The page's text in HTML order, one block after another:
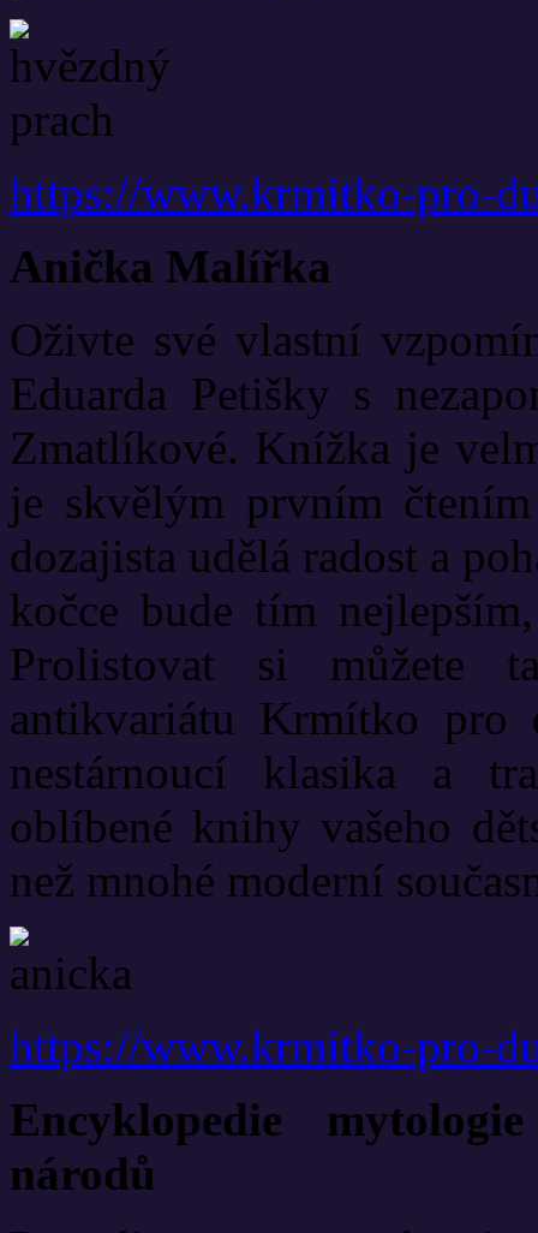
https://www.krmitko-pro-
Anička Malířka
Oživte své vlastní
Eduarda Petišky s
Zmatlíkové. Knížka je
je skvělým prvním
dozajista udělá radost a
kočce bude tím
Prolistovat si můžete
antikvariátu Krmítko pro
nestárnoucí klasika a
oblíbené knihy vašeho
než mnohé moderní
https://www.krmitko-pro-
Encyklopedie
národů